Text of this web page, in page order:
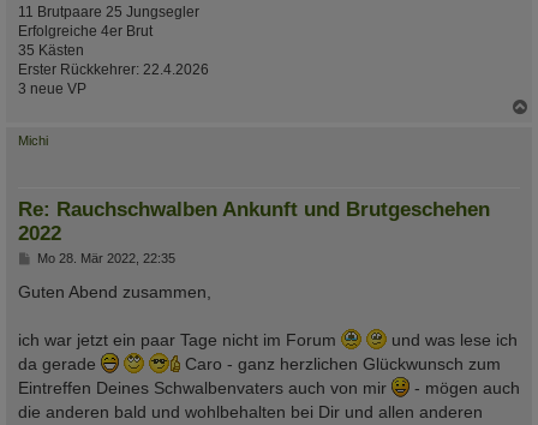
11 Brutpaare 25 Jungsegler
Erfolgreiche 4er Brut
35 Kästen
Erster Rückkehrer: 22.4.2026
3 neue VP
Michi
Re: Rauchschwalben Ankunft und Brutgeschehen
2022
B
i
a
g
Mo 28. Mär 2022, 22:35
Guten Abend zusammen,
ich war jetzt ein paar Tage nicht im Forum
und was lese ich
da gerade
Caro - ganz herzlichen Glückwunsch zum
Eintreffen Deines Schwalbenvaters auch von mir
- mögen auch
die anderen bald und wohlbehalten bei Dir und allen anderen